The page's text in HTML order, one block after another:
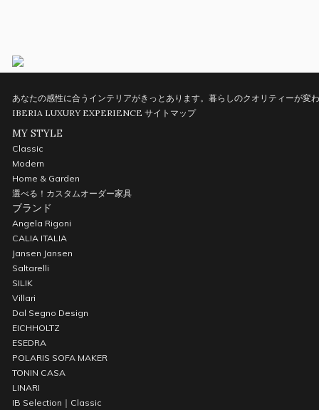
あなたの感性に合うインテリアがきっとあります。暮らしのクオリティーが変
IBERIA LUXURY EXPERIENCE サイトマップ
MY STYLE
Classic
Modern
Home & Garden
選べる！カスタムオーダー家具
ブランド
Angela Rigoni
CALIA ITALIA
Jansen Jansen
Saltarelli
SILIK
Villari
Dal Segno Design
EICHHOLTZ
ESEDRA
POLARIS SOFA MAKER
TONIN CASA
LINARI
IB Selection｜Classic